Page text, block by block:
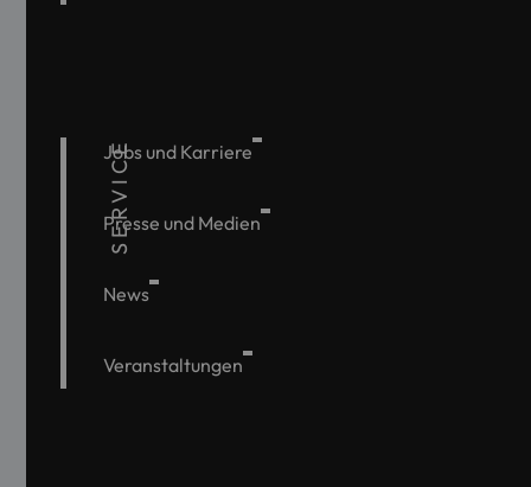
SERVICE
Jobs und Karriere
Presse und Medien
News
Veranstaltungen